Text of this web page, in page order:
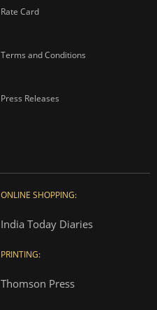
Rate Card
Terms and Conditions
Press Releases
ONLINE SHOPPING:
India Today Diaries
PRINTING:
Thomson Press